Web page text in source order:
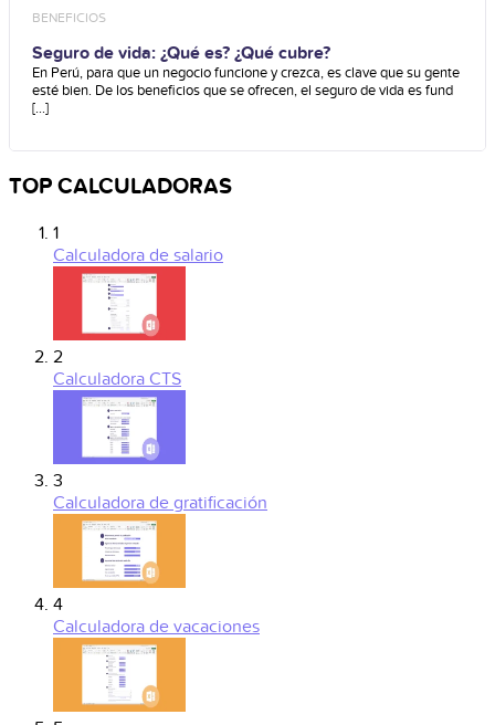
BENEFICIOS
Seguro de vida: ¿Qué es? ¿Qué cubre?
En Perú, para que un negocio funcione y crezca, es clave que su gente
esté bien. De los beneficios que se ofrecen, el seguro de vida es fund
[...]
TOP CALCULADORAS
1
Calculadora de salario
2
Calculadora CTS
3
Calculadora de gratificación
4
Calculadora de vacaciones